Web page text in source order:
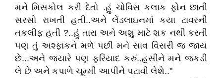
મને મિસકોલ કરી દેતો .હું ચોવિસ કલાક ફોન છાતી
સરસો રાખતી હતી..અને લેંડલાઇનમાં કયા ટાવરની
તકલીફ હતી ?..હું તારા અને અશુ માટે શક નથી કરતી
પણ તું અશ્ફાકને મળે પછી મને સાવ વિસરી જ જાય
છે...અને જયારે પણ ફરિયાદ કરું..હસીને મને જકડી
લે છે અને કપાળે ચૂમ્મી આપીને પટાવી લેશે.."